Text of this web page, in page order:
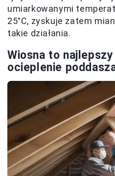
umiarkowanymi
25°C, zyskuje zatem
takie działania.
Wiosna to
ocieplenie